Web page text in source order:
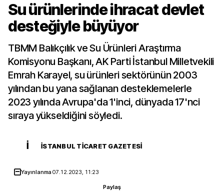
Su ürünlerinde ihracat devlet
desteğiyle büyüyor
TBMM Balıkçılık ve Su Ürünleri Araştırma
Komisyonu Başkanı, AK Parti İstanbul Milletvekili
Emrah Karayel, su ürünleri sektörünün 2003
yılından bu yana sağlanan desteklemelerle
2023 yılında Avrupa'da 1'inci, dünyada 17'nci
sıraya yükseldiğini söyledi.
İ İSTANBUL TICARET GAZETESI
Yayınlanma07.12.2023, 11:23
Paylaş